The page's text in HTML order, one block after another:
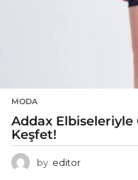
MODA
Addax Elbiseleriyle
Keşfet!
by editor